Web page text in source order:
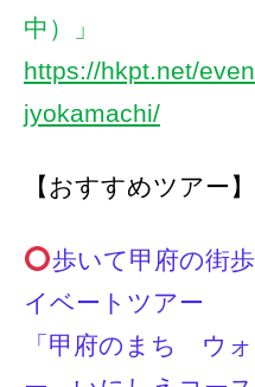
中）」
https://hkpt.net/
jyokamachi/
【おすすめツアー】
歩いて甲府の街
イベートツアー
「甲府のまち ウ